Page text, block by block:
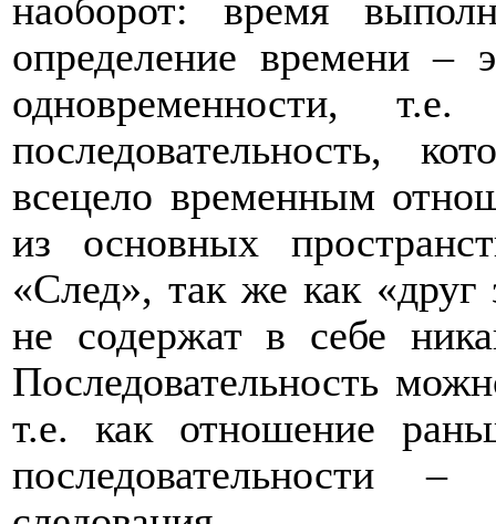
наоборот: время
определение времени –
одновременности, т.е.
последовательность,
всецело временным
из основных
«След», так же как
не содержат в себе
Последовательность
т.е. как отношение
последовательности –